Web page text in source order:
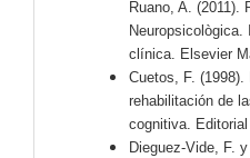
Ruano, A. (2011).
clínica. Elsevier
Cuetos, F.
rehabilitación de
cognitiva.
Dieguez-Vide, F.